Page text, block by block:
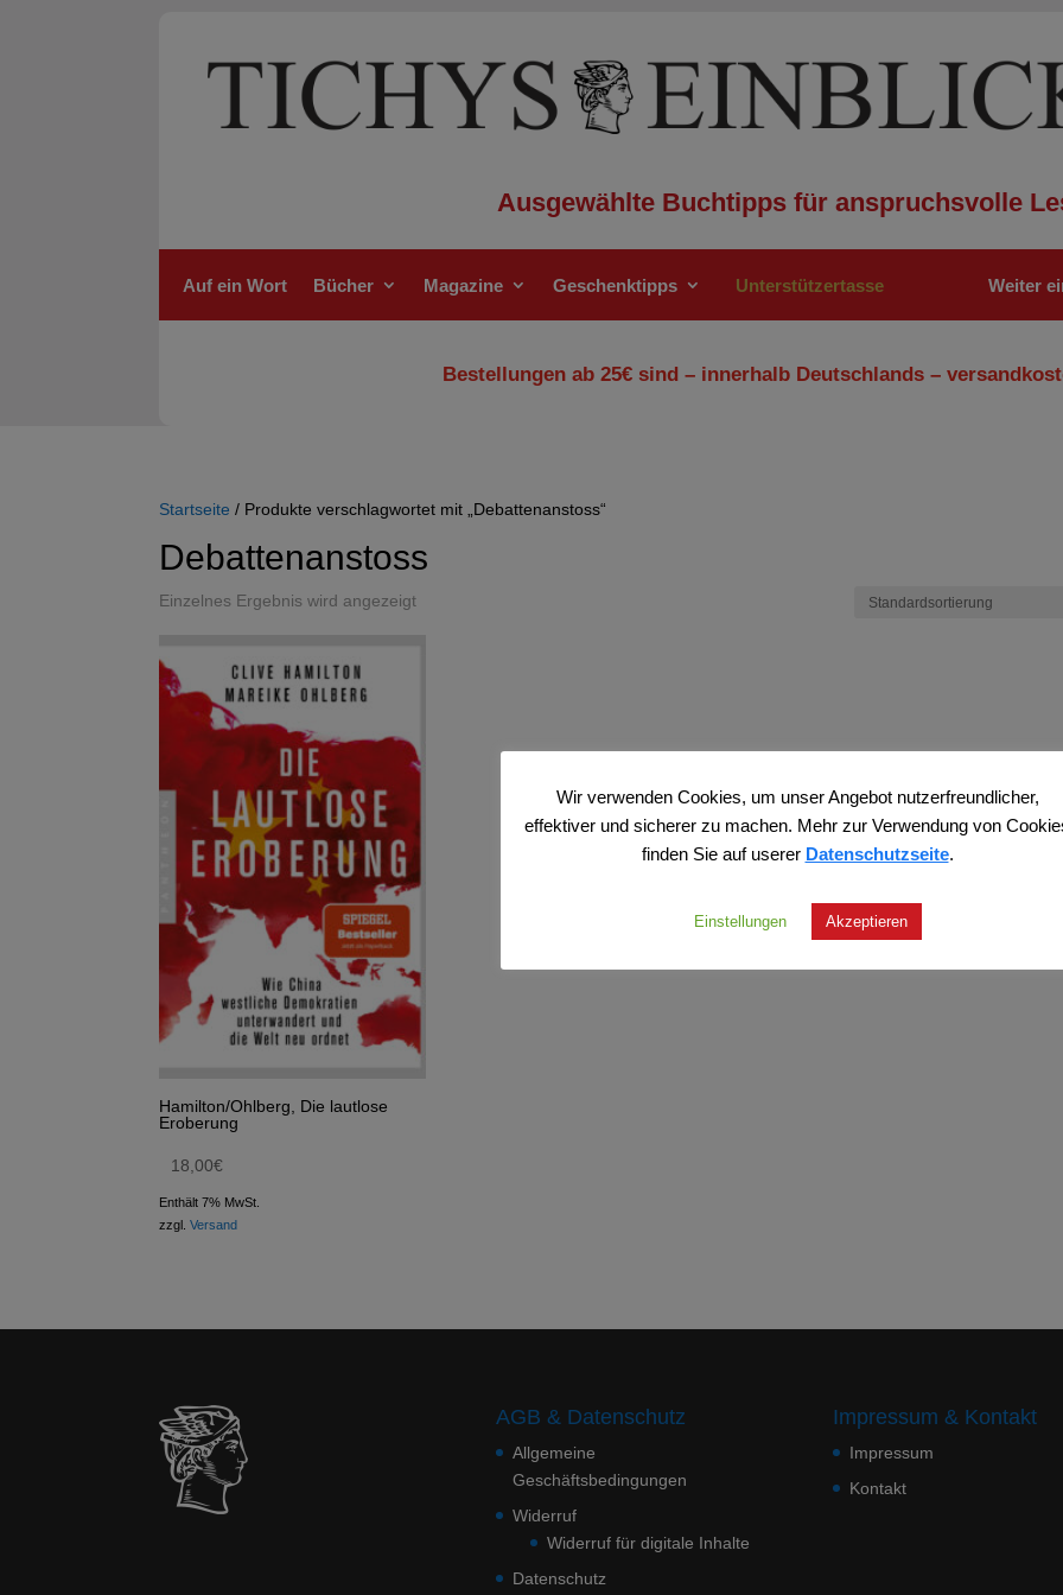
Ausgewählte Buchtipps für anspruchsvolle
Auf ein Wort Bücher Magazine Geschenktipps Unterstützertasse Weiter
Bestellungen ab 25€ sind – innerhalb Deutschlands –
Startseite / Produkte verschlagwortet mit „Debattenanstoss“
Debattenanstoss
Einzelnes Ergebnis wird angezeigt
Hamilton/Ohlberg, Die lautlose
Eroberung
18,00€
Enthält 7% MwSt.
zzgl.Versand
AGB & Datenschutz
Allgemeine
Geschäftsbedingungen
Widerruf
Widerruf für digitale Inhalte
Datenschutz
Impressum & Kontakt
Impressum
Kontakt
Wir verwenden Cookies, um unser Angebot nutzerfreundlicher,
effektiver und sicherer zu machen. Mehr zur Verwendung von
finden Sie auf userer Datenschutzseite.
Einstellungen Akzeptieren